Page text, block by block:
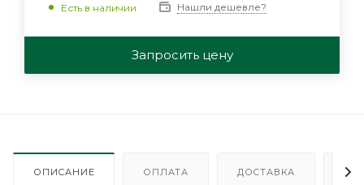
Есть в наличии Нашли дешевле?
Запросить цену
ОПИСАНИЕ ОПЛАТА ДОСТАВКА